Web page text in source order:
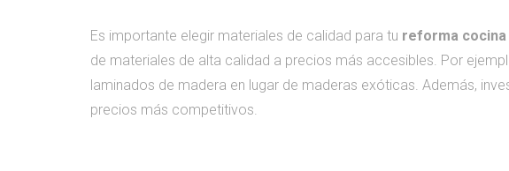
Es importante elegir materiales de calidad para tu reforma
de materiales de alta calidad a precios más accesibles. Por
laminados de madera en lugar de maderas exóticas. Además,
precios más competitivos.